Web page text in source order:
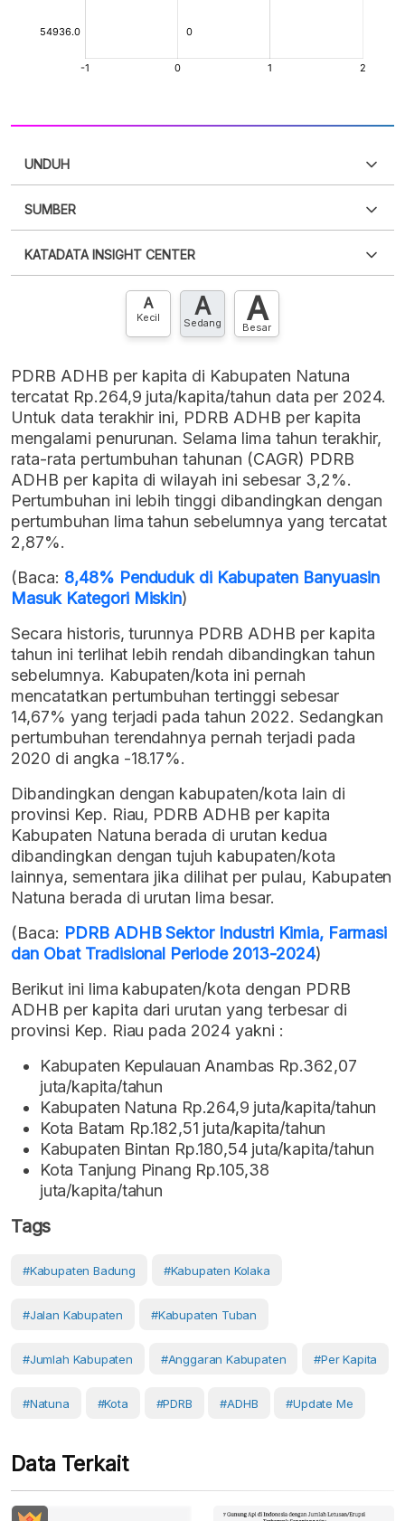
UNDUH
XLS
SUMBER
punya akun?Silakan Daftar sekarang
KATADATA INSIGHT CENTER
Hubungi sekarang »
A
Kecil A
Sedang A
Besar
PDRB ADHB per kapita di Kabupaten Natuna
tercatat Rp.264,9 juta/kapita/tahun data per 2024.
Untuk data terakhir ini, PDRB ADHB per kapita
mengalami penurunan. Selama lima tahun terakhir,
rata-rata pertumbuhan tahunan (CAGR) PDRB
ADHB per kapita di wilayah ini sebesar 3,2%.
Pertumbuhan ini lebih tinggi dibandingkan dengan
pertumbuhan lima tahun sebelumnya yang tercatat
2,87%.
(Baca: 8,48% Penduduk di Kabupaten Banyuasin
Masuk Kategori Miskin)
Secara historis, turunnya PDRB ADHB per kapita
tahun ini terlihat lebih rendah dibandingkan tahun
sebelumnya. Kabupaten/kota ini pernah
mencatatkan pertumbuhan tertinggi sebesar
14,67% yang terjadi pada tahun 2022. Sedangkan
pertumbuhan terendahnya pernah terjadi pada
2020 di angka -18.17%.
Dibandingkan dengan kabupaten/kota lain di
provinsi Kep. Riau, PDRB ADHB per kapita
Kabupaten Natuna berada di urutan kedua
dibandingkan dengan tujuh kabupaten/kota
lainnya, sementara jika dilihat per pulau, Kabupaten
Natuna berada di urutan lima besar.
(Baca: PDRB ADHB Sektor Industri Kimia, Farmasi
dan Obat Tradisional Periode 2013-2024)
Berikut ini lima kabupaten/kota dengan PDRB
ADHB per kapita dari urutan yang terbesar di
provinsi Kep. Riau pada 2024 yakni :
Kabupaten Kepulauan Anambas Rp.362,07
juta/kapita/tahun
Kabupaten Natuna Rp.264,9 juta/kapita/tahun
Kota Batam Rp.182,51 juta/kapita/tahun
Kabupaten Bintan Rp.180,54 juta/kapita/tahun
Kota Tanjung Pinang Rp.105,38
juta/kapita/tahun
Tags
#Kabupaten Badung #Kabupaten Kolaka
#Jalan Kabupaten #Kabupaten Tuban
#Jumlah Kabupaten #Anggaran Kabupaten #Per Kapita
#natuna #Kota #PDRB #ADHB #Update Me
Data Terkait